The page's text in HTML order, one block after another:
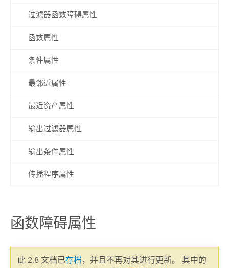
过滤器函数障碍属性
函数属性
条件属性
最邻近属性
最近资产属性
输出过滤器属性
输出条件属性
传播程序属性
函数障碍属性
此 2.8 文档已存档，并且不再对其进行更新。 其中的